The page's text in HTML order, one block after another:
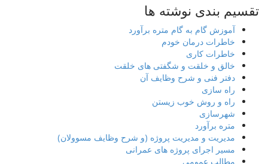
تقسیم بندی نوشته ها
آموزش گام به گام متره برآورد
خاطرات درمان خودم
خاطرات کاری
خالق و خلقت و شگفتی های خلقت
دفتر فنی و شرح وظایف آن
راه سازی
راه و روش خوب زیستن
شهرسازی
متره برآورد
مدیریت و مدیریت پروژه (و شرح وظایف مسوولان)
مسیر اجرای پروژه های عمرانی
مطالب عمومی